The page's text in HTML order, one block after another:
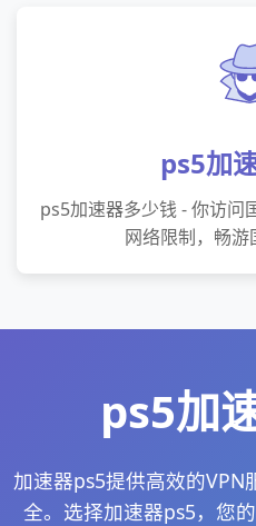
ps5加
ps5加速器多少钱 - 你访问
网络限制，畅游
ps5加
加速器ps5提供高效的
全。选择加速器ps5，您